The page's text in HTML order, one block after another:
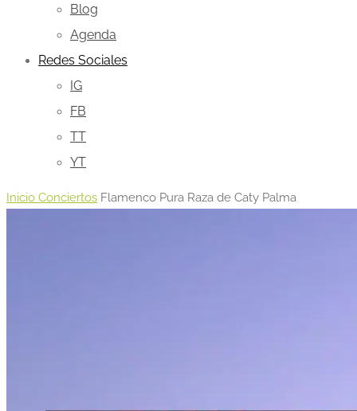
Blog
Agenda
Redes Sociales
IG
FB
TT
YT
Inicio Conciertos Flamenco Pura Raza de Caty Palma